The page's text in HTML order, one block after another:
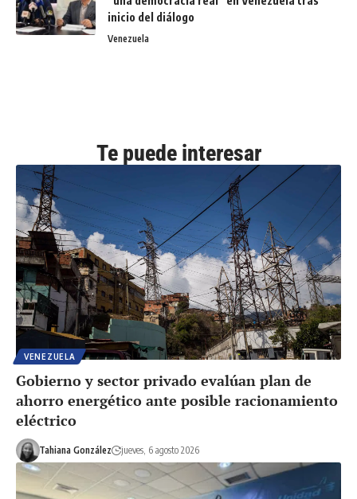
inicio del diálogo
Venezuela
Te puede interesar
VENEZUELA
Gobierno y sector privado evalúan plan de
ahorro energético ante posible racionamiento
eléctrico
Tahiana González jueves, 6 agosto 2026